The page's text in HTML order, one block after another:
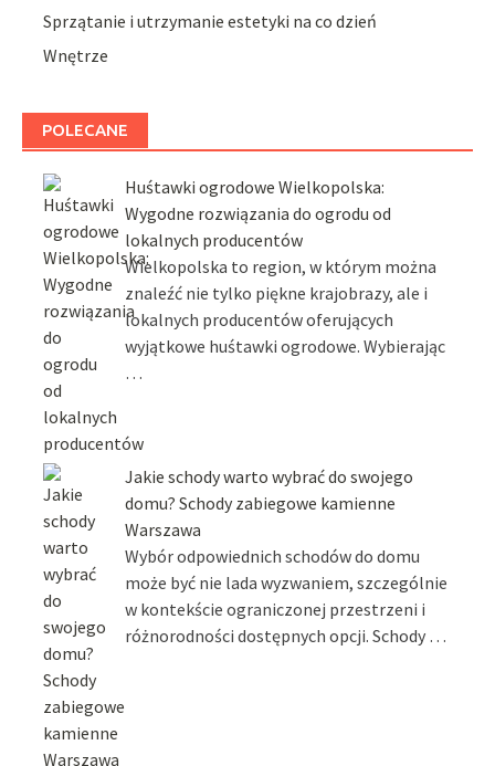
Sprzątanie i utrzymanie estetyki na co dzień
Wnętrze
POLECANE
Huśtawki ogrodowe Wielkopolska:
Wygodne rozwiązania do ogrodu od
lokalnych producentów
Wielkopolska to region, w którym można
znaleźć nie tylko piękne krajobrazy, ale i
lokalnych producentów oferujących
wyjątkowe huśtawki ogrodowe. Wybierając
…
Jakie schody warto wybrać do swojego
domu? Schody zabiegowe kamienne
Warszawa
Wybór odpowiednich schodów do domu
może być nie lada wyzwaniem, szczególnie
w kontekście ograniczonej przestrzeni i
różnorodności dostępnych opcji. Schody …